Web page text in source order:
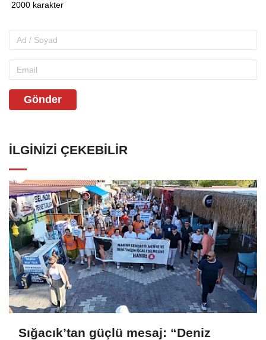
Gönder
İLGINIZI ÇEKEBILIR
Sığacık’tan güçlü mesaj: “Deniz